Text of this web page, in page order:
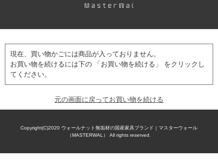
現在、買い物かごには商品が入っておりません。
お買い物を続けるには下の 「お買い物を続ける」 をクリックし
てください。
元の画面に戻ってお買い物を続ける
Copyright(C)2020 ウォールナット無垢材の国産家具ブランド｜マスターウォール
（MASTERWAL） All rights reserved.